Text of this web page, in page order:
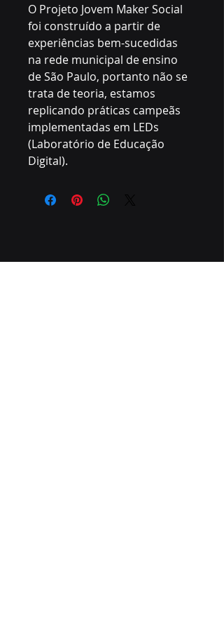
O Projeto Jovem Maker Social
foi construído a partir de
experiências bem-sucedidas
na rede municipal de ensino
de São Paulo, portanto não se
trata de teoria, estamos
replicando práticas campeãs
implementadas em LEDs
(Laboratório de Educação
Digital).